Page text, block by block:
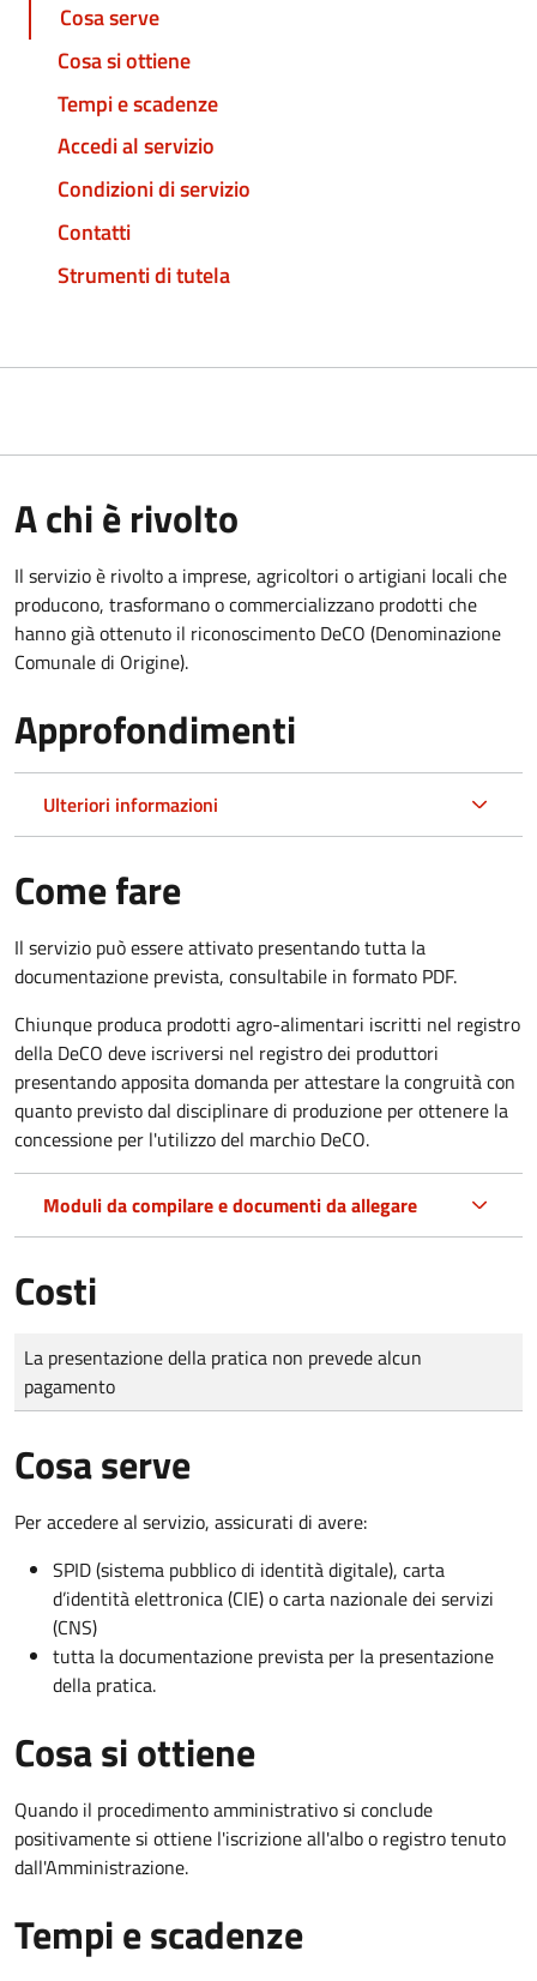
Cosa serve
Cosa si ottiene
Tempi e scadenze
Accedi al servizio
Condizioni di servizio
Contatti
Strumenti di tutela
A chi è rivolto
Il servizio è rivolto a imprese, agricoltori o artigiani locali che
producono, trasformano o commercializzano prodotti che
hanno già ottenuto il riconoscimento DeCO (Denominazione
Comunale di Origine).
Approfondimenti
Ulteriori informazioni
Come fare
Il servizio può essere attivato presentando tutta la
documentazione prevista, consultabile in formato PDF.
Chiunque produca prodotti agro-alimentari iscritti nel registro
della DeCO deve iscriversi nel registro dei produttori
presentando apposita domanda per attestare la congruità con
quanto previsto dal disciplinare di produzione per ottenere la
concessione per l'utilizzo del marchio DeCO.
Moduli da compilare e documenti da allegare
Costi
Tipo di pagamento
Importo
La presentazione della pratica non prevede alcun
pagamento
Cosa serve
Per accedere al servizio, assicurati di avere:
SPID (sistema pubblico di identità digitale), carta
d’identità elettronica (CIE) o carta nazionale dei servizi
(CNS)
tutta la documentazione prevista per la presentazione
della pratica.
Cosa si ottiene
Quando il procedimento amministrativo si conclude
positivamente si ottiene l'iscrizione all'albo o registro tenuto
dall'Amministrazione.
Tempi e scadenze